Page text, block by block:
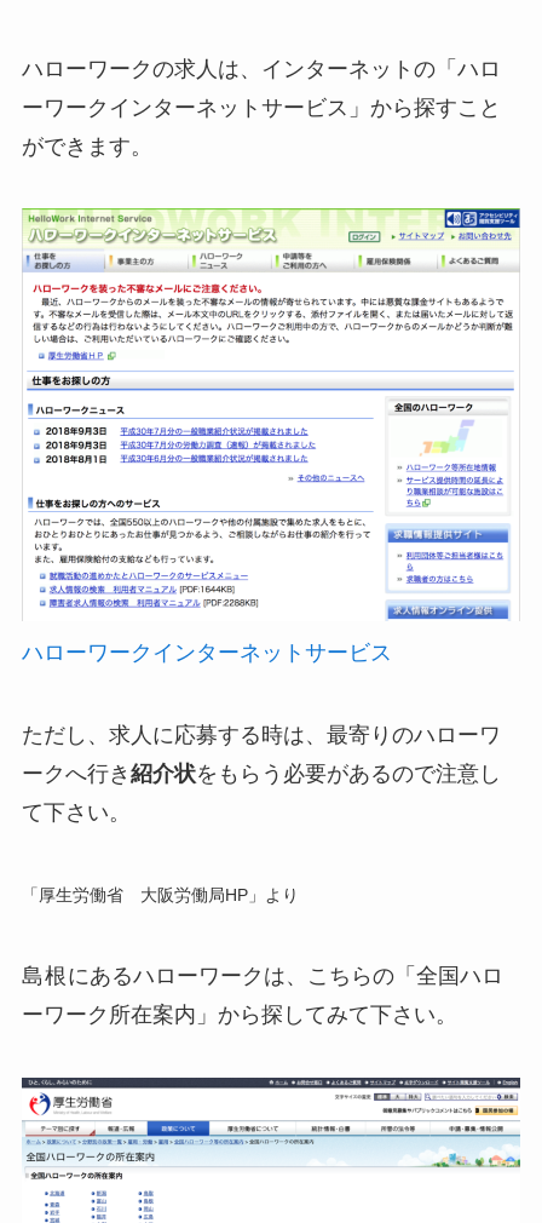
ハローワークの求人は、インターネットの「ハロ
ーワークインターネットサービス」から探すこと
ができます。
ハローワークインターネットサービス
ただし、求人に応募する時は、最寄りのハローワ
ークへ行き 紹介状をもらう必要があるので注意し
て下さい。
「厚生労働省 大阪労働局HP」より
島根にあるハローワークは、こちらの「全国ハロ
ーワーク所在案内」から探してみて下さい。